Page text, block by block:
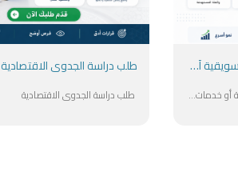
طلب دراسة تسويقية أو خطة تسويقية أو خدمات تسويقية
طلب دراسة تسويقية أو خطة تسويقية أو خدمات تسويقية
طلب دراسة الجدوى الاقتصادية
طلب دراسة الجدوى الاقتصادية